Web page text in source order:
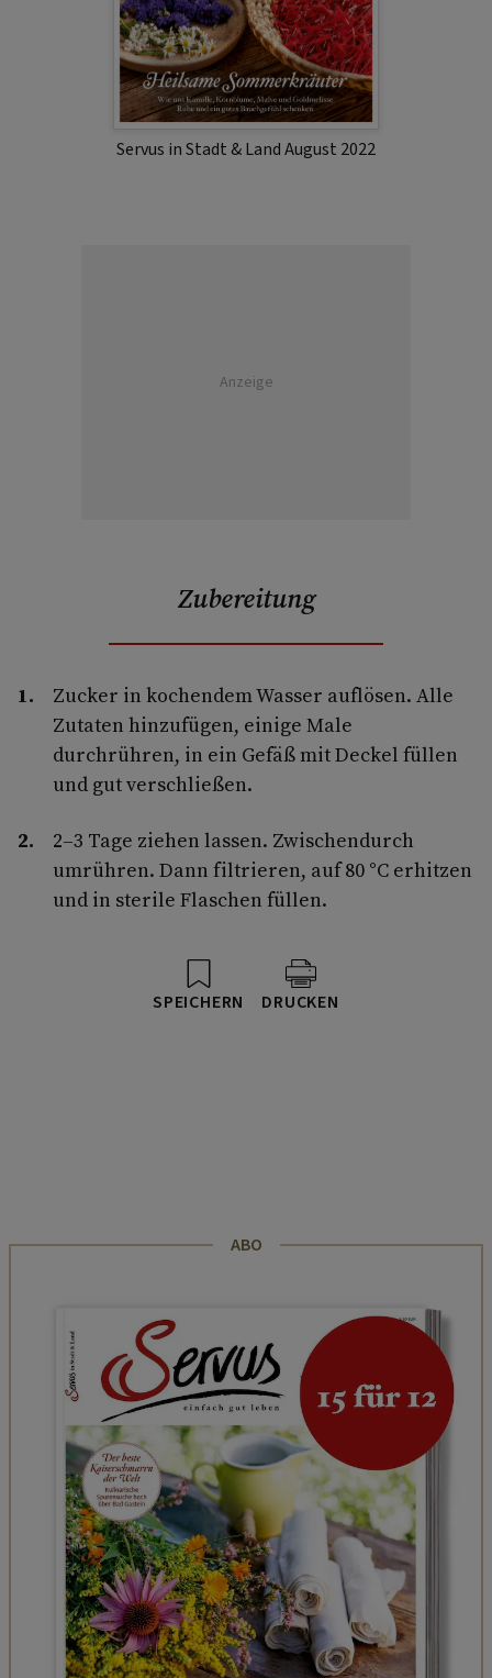
Servus in Stadt & Land August 2022
Anzeige
Zubereitung
Zucker in kochendem Wasser auflösen. Alle
Zutaten hinzufügen, einige Male
durchrühren, in ein Gefäß mit Deckel füllen
und gut verschließen.
2–3 Tage ziehen lassen. Zwischendurch
umrühren. Dann filtrieren, auf 80 °C erhitzen
und in sterile Flaschen füllen.
SPEICHERN DRUCKEN
ABO